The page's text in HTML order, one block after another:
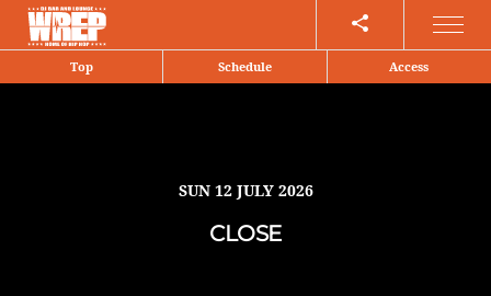
Top Schedule Access
Share
SUN 12 JULY 2026
CLOSE